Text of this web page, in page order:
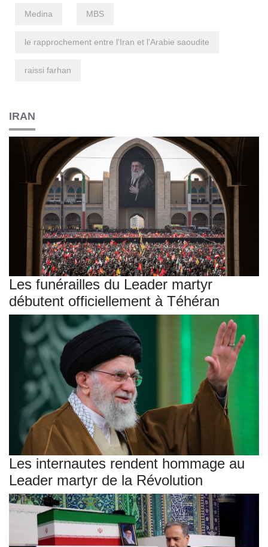
Medina MBS
le rapprochement entre l'Iran et l'Arabie saoudite
raissi farhan
IRAN
Les funérailles du Leader martyr
débutent officiellement à Téhéran
Les internautes rendent hommage au
Leader martyr de la Révolution